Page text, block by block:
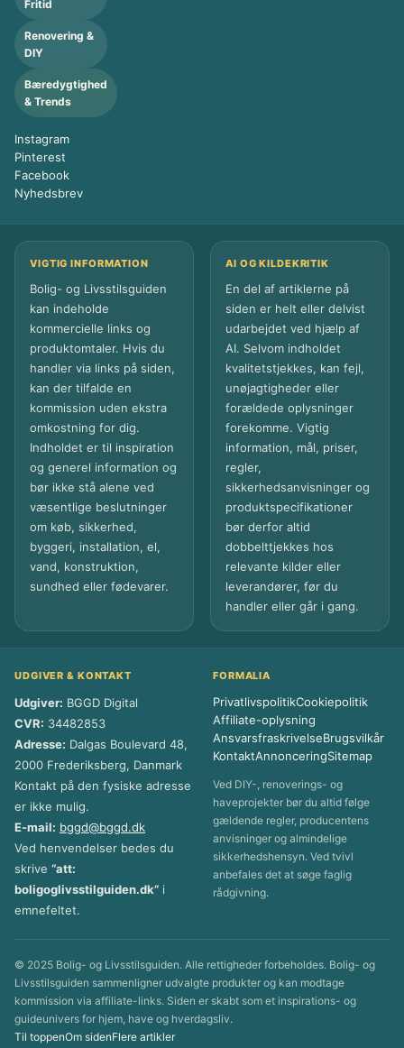
Fritid
Renovering &
DIY
Bæredygtighed
& Trends
Instagram
Pinterest
Facebook
Nyhedsbrev
VIGTIG INFORMATION
Bolig- og Livsstilsguiden
kan indeholde
kommercielle links og
produktomtaler. Hvis du
handler via links på siden,
kan der tilfalde en
kommission uden ekstra
omkostning for dig.
Indholdet er til inspiration
og generel information og
bør ikke stå alene ved
væsentlige beslutninger
om køb, sikkerhed,
byggeri, installation, el,
vand, konstruktion,
sundhed eller fødevarer.
AI OG KILDEKRITIK
En del af artiklerne på
siden er helt eller delvist
udarbejdet ved hjælp af
AI. Selvom indholdet
kvalitetstjekkes, kan fejl,
unøjagtigheder eller
forældede oplysninger
forekomme. Vigtig
information, mål, priser,
regler,
sikkerhedsanvisninger og
produktspecifikationer
bør derfor altid
dobbelttjekkes hos
relevante kilder eller
leverandører, før du
handler eller går i gang.
UDGIVER & KONTAKT
Udgiver: BGGD Digital
CVR: 34482853
Adresse: Dalgas Boulevard 48,
2000 Frederiksberg, Danmark
Kontakt på den fysiske adresse
er ikke mulig.
E-mail: bggd@bggd.dk
Ved henvendelser bedes du
skrive “att:
boligoglivsstilguiden.dk” i
emnefeltet.
FORMALIA
PrivatlivspolitikCookiepolitik
Affiliate-oplysning
AnsvarsfraskrivelseBrugsvilkår
KontaktAnnonceringSitemap
Ved DIY-, renoverings- og
haveprojekter bør du altid følge
gældende regler, producentens
anvisninger og almindelige
sikkerhedshensyn. Ved tvivl
anbefales det at søge faglig
rådgivning.
© 2025 Bolig- og Livsstilsguiden. Alle rettigheder forbeholdes. Bolig- og
Livsstilsguiden sammenligner udvalgte produkter og kan modtage
kommission via affiliate-links. Siden er skabt som et inspirations- og
guideunivers for hjem, have og hverdagsliv.
Til toppenOm sidenFlere artikler